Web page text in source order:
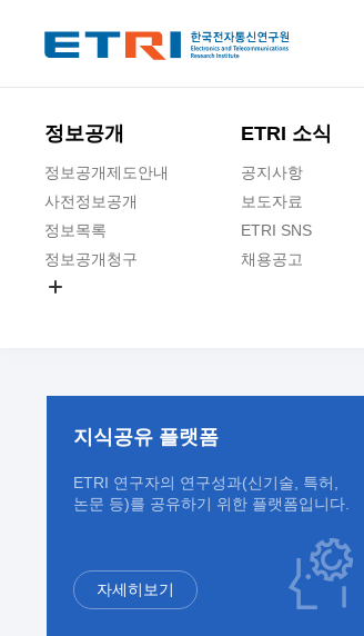
정보공개
정보공개제도안내
사전정보공개
정보목록
정보공개청구
ETRI 소식
공지사항
보도자료
ETRI SNS
채용공고
지식공유 플랫폼
ETRI 연구자의 연구성과(신기술, 특허,
논문 등)를 공유하기 위한 플랫폼입니다.
자세히보기